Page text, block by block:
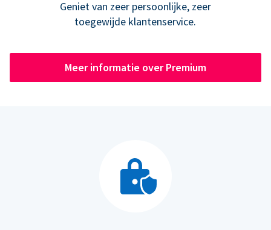
Geniet van zeer persoonlijke, zeer
toegewijde klantenservice.
Meer informatie over Premium